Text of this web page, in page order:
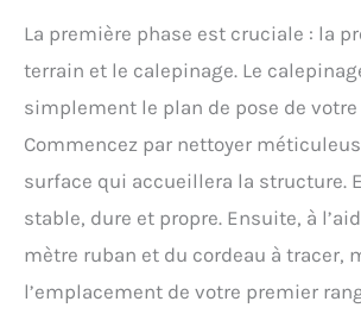
La première phase est cruciale : la
terrain et le calepinage. Le
simplement le plan de pose de
Commencez par nettoyer
surface qui accueillera la structure.
stable, dure et propre. Ensuite, à
mètre ruban et du cordeau à tracer,
l’emplacement de votre premier